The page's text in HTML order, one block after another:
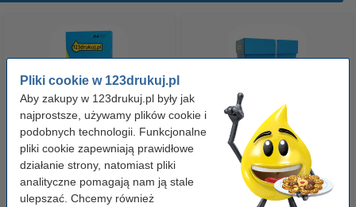
Pliki cookie w 123drukuj.pl
Aby zakupy w 123drukuj.pl były jak
najprostsze, używamy plików cookie i
podobnych technologii. Funkcjonalne
pliki cookie zapewniają prawidłowe
działanie strony, natomiast pliki
analityczne pomagają nam ją stale
ulepszać. Chcemy również
Papier ksero A4 80 g/m2 (500
szt.), 123drukuj
23,00 zł z VAT
Papier ksero A4 80 g/m2 (2500
szt.), 123drukuj (5 ryz)
110,00 zł z VAT